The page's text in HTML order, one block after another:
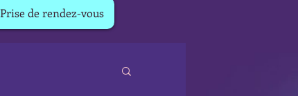
Prise de rendez-vous